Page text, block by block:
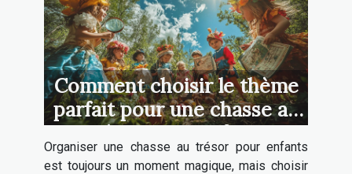
Comment choisir le thème
parfait pour une chasse au
trésor pour enfants
Organiser une chasse au trésor pour enfants
est toujours un moment magique, mais choisir